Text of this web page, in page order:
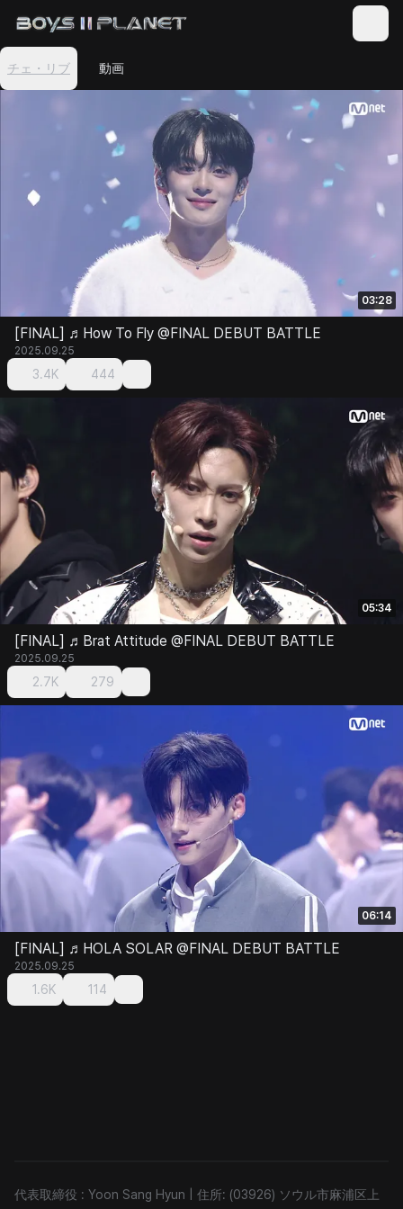
チェ・リブ 動画
03:28
[FINAL] ♬How To Fly @FINAL DEBUT BATTLE
2025.09.25
3.4K 444
05:34
[FINAL] ♬Brat Attitude @FINAL DEBUT BATTLE
2025.09.25
2.7K 279
06:14
[FINAL] ♬HOLA SOLAR @FINAL DEBUT BATTLE
2025.09.25
1.6K 114
代表取締役 : Yoon Sang Hyun 住所: (03926) ソウル市麻浦区上